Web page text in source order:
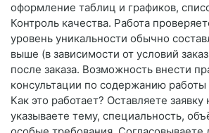
оформление таблиц и графиков,
Контроль качества. Работа
уровень уникальности обычно
выше (в зависимости от условий
после заказа. Возможность внести
консультации по содержанию
Как это работает? Оставляете заявку
указываете тему, специальность,